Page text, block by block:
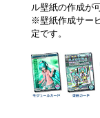
ル壁紙の作成が
※壁紙作成サー
定です。